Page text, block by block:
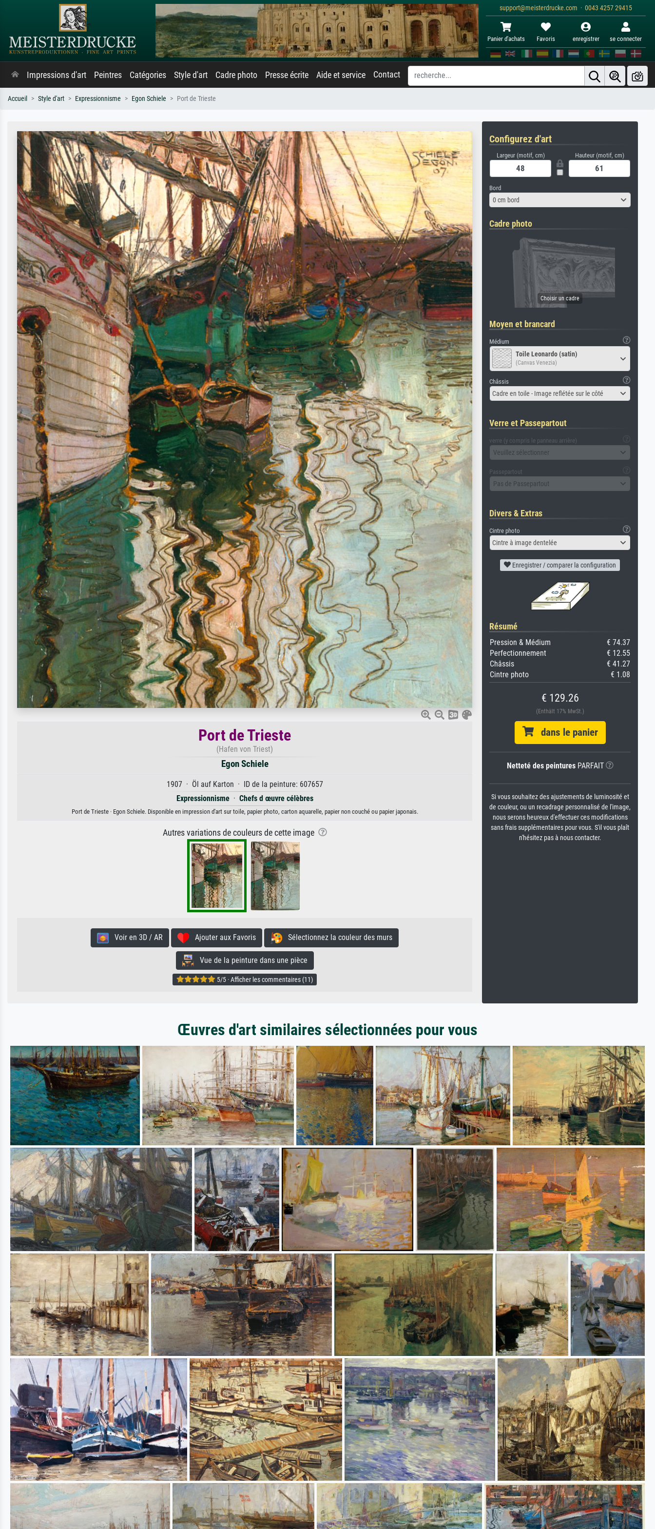
support@meisterdrucke.com · 0043 4257 29415
Panier d'achats Favoris enregistrer se connecter
Impressions d'art Peintres Catégories Style d'art Cadre photo Presse écrite Aide et service Contact
Accueil Style d'art Expressionnisme Egon Schiele Port de Trieste
Port de Trieste
(Hafen von Triest)
Egon Schiele
1907 · Öl auf Karton · ID de la peinture: 607657
Expressionnisme· Chefs d œuvre célèbres
Port de Trieste · Egon Schiele. Disponible en impression d'art sur toile, papier photo, carton aquarelle, papier non couché ou papier japonais.
Autres variations de couleurs de cette image
Voir en 3D / AR Ajouter aux Favoris Sélectionnez la couleur des murs
Vue de la peinture dans une pièce
5/5 · Afficher les commentaires (11)
Configurez d'art
Largeur (motif, cm) Hauteur (motif, cm)
Bord
0 cm bord
Cadre photo
Moyen et brancard
Médium
Toile Leonardo (satin)
(Canvas Venezia)
Châssis
Cadre en toile - Image reflétée sur le côté
Verre et Passepartout
verre (y compris le panneau arrière)
Veuillez sélectionner
Passepartout
Pas de Passepartout
Divers & Extras
Cintre photo
Cintre à image dentelée
Enregistrer / comparer la configuration
Résumé
Pression & Médium
€ 74.37
Perfectionnement
€ 12.55
Châssis
€ 41.27
Cintre photo
€ 1.08
€ 129.26
(Enthält 17% MwSt.)
dans le panier
Netteté des peinturesPARFAIT
Si vous souhaitez des ajustements de luminosité et
de couleur, ou un recadrage personnalisé de l'image,
nous serons heureux d'effectuer ces modifications
sans frais supplémentaires pour vous. S'il vous plaît
n'hésitez pas à nous contacter.
Œuvres d'art similaires sélectionnées pour vous